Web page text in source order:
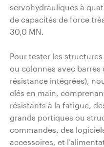
servohydrauliques à
de capacités de force
30,0 MN.
Pour tester les
ou colonnes avec barres
résistance intégrées),
clés en main,
résistants à la fatigue,
grands portiques ou
commandes, des
accessoires, et